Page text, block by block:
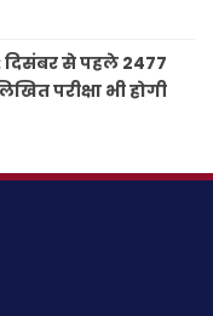
से पहले 2477
परीक्षा भी होगी